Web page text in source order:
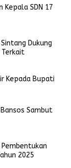
Kepala SDN 17
Dukung
Terkait
Kepada Bupati
Sambut
2025